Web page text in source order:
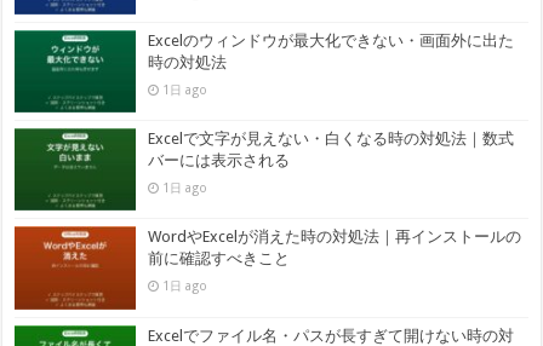
Excelのウィンドウが最大化できない・画面外に出た
時の対処法
1日 ago
Excelで文字が見えない・白くなる時の対処法｜数式
バーには表示される
1日 ago
WordやExcelが消えた時の対処法｜再インストールの
前に確認すべきこと
1日 ago
Excelでファイル名・パスが長すぎて開けない時の対